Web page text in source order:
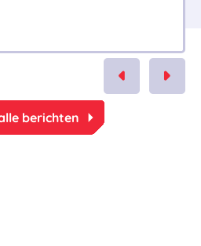
berichten arrow_right